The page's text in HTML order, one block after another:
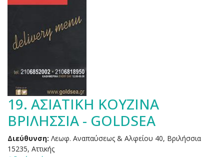
19. ΑΣΙΑΤΙΚΗ ΚΟΥΖΙΝΑ
ΒΡΙΛΗΣΣΙΑ - GOLDSEA
Διεύθυνση: Λεωφ. Αναπαύσεως & Αλφείου 40, Βριλήσσια
15235, Αττικής